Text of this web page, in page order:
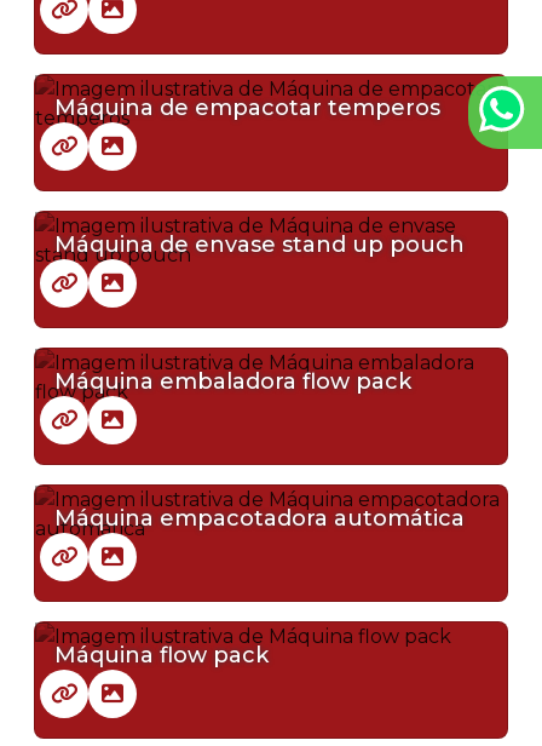
Máquina de empacotar temperos
Máquina de envase stand up pouch
Máquina embaladora flow pack
Máquina empacotadora automática
Máquina flow pack